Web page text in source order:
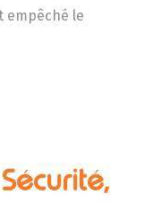
empêché le